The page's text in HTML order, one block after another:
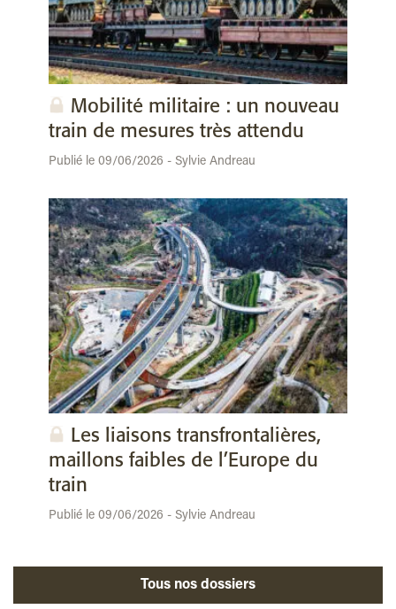
Mobilité militaire : un nouveau
train de mesures très attendu
Publié le 09/06/2026 - Sylvie Andreau
Les liaisons transfrontalières,
maillons faibles de l’Europe du
train
Publié le 09/06/2026 - Sylvie Andreau
Tous nos dossiers